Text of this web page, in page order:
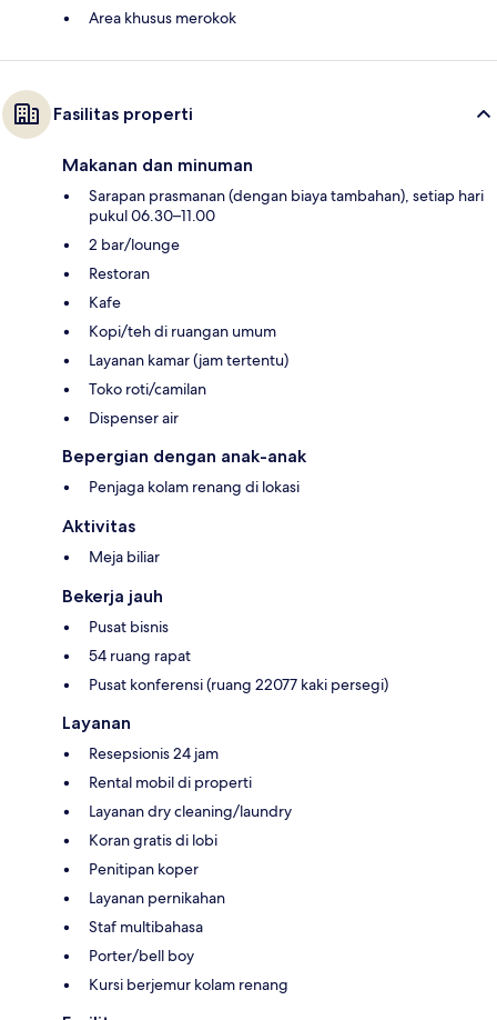
Area khusus merokok
Fasilitas properti
Makanan dan minuman
Sarapan prasmanan (dengan biaya tambahan), setiap hari
pukul 06.30–11.00
2 bar/lounge
Restoran
Kafe
Kopi/teh di ruangan umum
Layanan kamar (jam tertentu)
Toko roti/camilan
Dispenser air
Bepergian dengan anak-anak
Penjaga kolam renang di lokasi
Aktivitas
Meja biliar
Bekerja jauh
Pusat bisnis
54 ruang rapat
Pusat konferensi (ruang 22077 kaki persegi)
Layanan
Resepsionis 24 jam
Rental mobil di properti
Layanan dry cleaning/laundry
Koran gratis di lobi
Penitipan koper
Layanan pernikahan
Staf multibahasa
Porter/bell boy
Kursi berjemur kolam renang